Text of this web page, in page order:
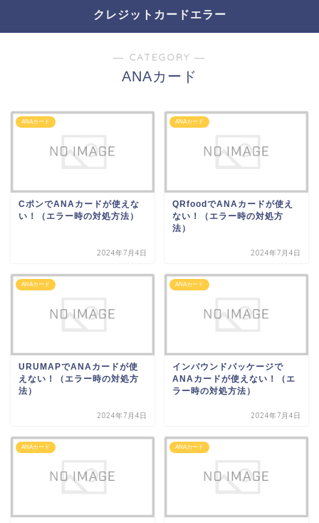
クレジットカードエラー
― CATEGORY ―
ANAカード
ANAカード
CポンでANAカードが使えな
い！（エラー時の対処方法）
2024年7月4日
ANAカード
QRfoodでANAカードが使え
ない！（エラー時の対処方
法）
2024年7月4日
ANAカード
URUMAPでANAカードが使
えない！（エラー時の対処方
法）
2024年7月4日
ANAカード
インバウンドパッケージで
ANAカードが使えない！（エ
ラー時の対処方法）
2024年7月4日
ANAカード ANAカード